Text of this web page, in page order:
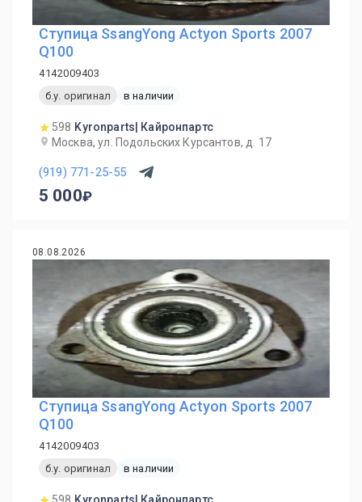
Ступица SsangYong Actyon Sports 2007
Q100
4142009403
б.у. оригинал
в наличии
598 Kyronparts| Кайронпартс
Москва, ул. Подольских Курсантов, д. 17
(919) 771-25-55
5 000
08.08.2026
Ступица SsangYong Actyon Sports 2007
Q100
4142009403
б.у. оригинал
в наличии